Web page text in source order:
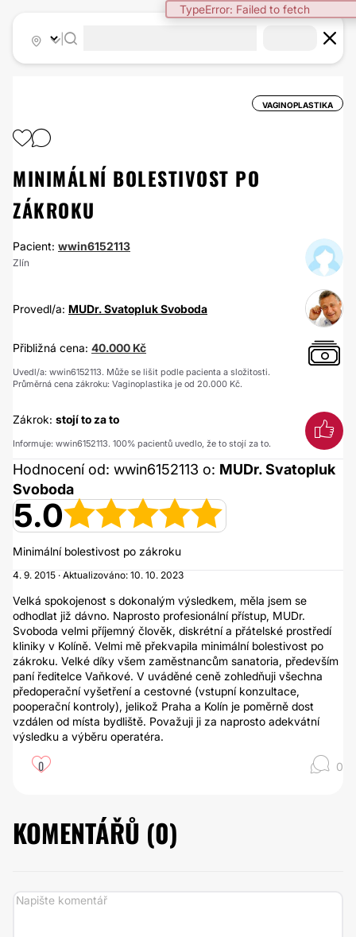
TypeError: Failed to fetch
VAGINOPLASTIKA
MINIMÁLNÍ BOLESTIVOST PO
ZÁKROKU
Pacient: wwin6152113
Zlín
Provedl/a: MUDr. Svatopluk Svoboda
Přibližná cena: 40.000 Kč
Uvedl/a: wwin6152113. Může se lišit podle pacienta a složitosti.
Průměrná cena zákroku: Vaginoplastika je od 20.000 Kč.
Zákrok: stojí to za to
Informuje: wwin6152113. 100% pacientů uvedlo, že to stojí za to.
Hodnocení od: wwin6152113 o: MUDr. Svatopluk
Svoboda
5.0
Minimální bolestivost po zákroku
4. 9. 2015 · Aktualizováno: 10. 10. 2023
Velká spokojenost s dokonalým výsledkem, měla jsem se
odhodlat již dávno. Naprosto profesionální přístup, MUDr.
Svoboda velmi příjemný člověk, diskrétní a přátelské prostředí
kliniky v Kolíně. Velmi mě překvapila minimální bolestivost po
zákroku. Velké díky všem zaměstnancům sanatoria, především
paní ředitelce Vaňkové. V uváděné ceně zohledňuji všechna
předoperační vyšetření a cestovné (vstupní konzultace,
pooperační kontroly), jelikož Praha a Kolín je poměrně dost
vzdálen od místa bydliště. Považuji ji za naprosto adekvátní
výsledku a výběru operatéra.
0 0
KOMENTÁŘŮ (0)